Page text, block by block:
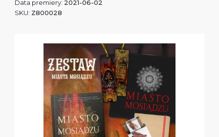
Data premiery: 2021-06-02
SKU: Z800028